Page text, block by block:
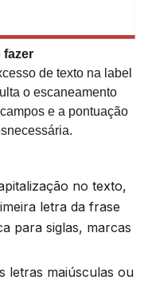
fazer
de texto na label
o escaneamento
e a pontuação
no texto,
letra da frase
para siglas, marcas
letras maiúsculas ou